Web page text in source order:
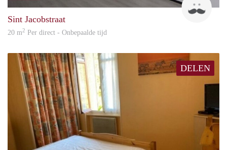
Sint Jacobstraat
20 m2 Per direct - Onbepaalde tijd
DELEN